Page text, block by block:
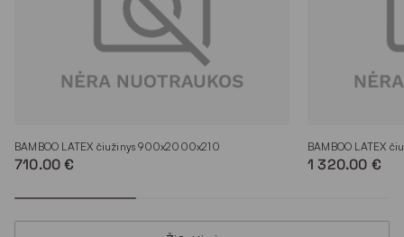
BAMBOO LATEX čiužinys 900x2000x210
710.00 €
BAMBOO LATEX
1 320.00 €